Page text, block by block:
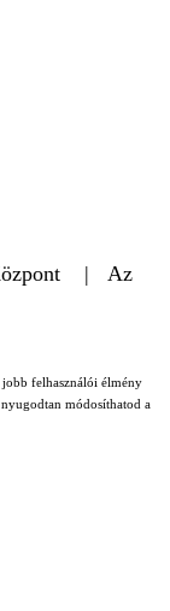
Központ | Az
jobb felhasználói élmény
módosíthatod a